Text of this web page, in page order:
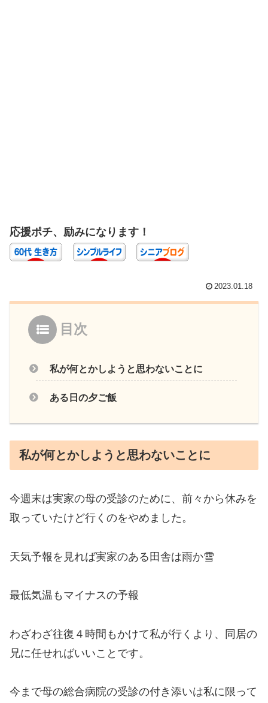
応援ポチ、励みになります！
2023.01.18
目次
私が何とかしようと思わないことに
ある日の夕ご飯
私が何とかしようと思わないことに
今週末は実家の母の受診のために、前々から休みを
取っていたけど行くのをやめました。
天気予報を見れば実家のある田舎は雨か雪
最低気温もマイナスの予報
わざわざ往復４時間もかけて私が行くより、同居の
兄に任せればいいことです。
今まで母の総合病院の受診の付き添いは私に限って